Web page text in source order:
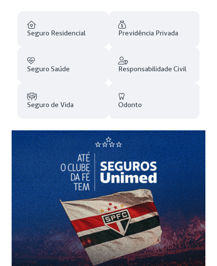
Seguro Residencial Previdência Privada
Seguro Saúde Responsabilidade Civil
Seguro de Vida Odonto